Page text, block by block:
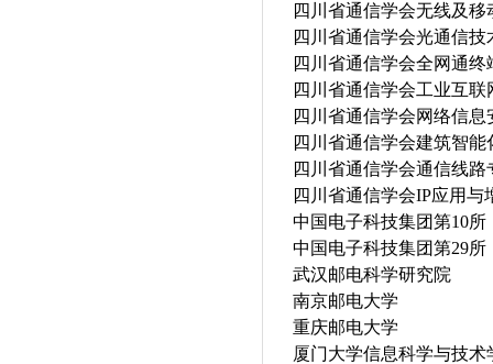
四川省通信学会无线及移
四川省通信学会光通
四川省通信学会全网通终
四川省通信学会工业
四川省通信学会网络信息
四川省通信学会建筑
四川省通信学会通信线路
四川省通信学会IP应用
中国电子科技集团第10所
中国电子科技集团第29所
武汉邮电科学研
南京邮电大学
重庆邮电大
厦门大学信息科学与技术